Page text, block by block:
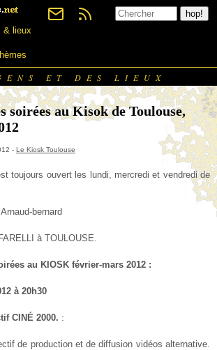
& lieux
ET DES LIEUX
soirées au Kisok de Toulouse,
- Le Kiosk Toulouse
toujours ouvert les lundi, mercredi et vendredi de
bernard
à TOULOUSE.
au KIOSK février-mars 2012 :
à 20h30
CINÉ 2000. :
de production et de diffusion vidéos alternative.